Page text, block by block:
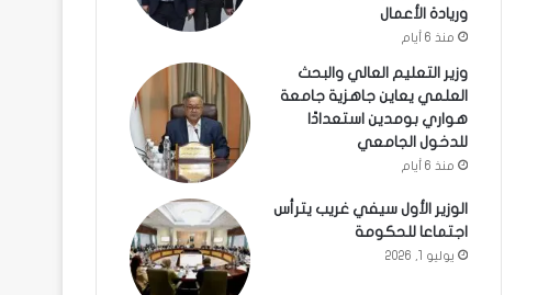
وريادة الأعمال
منذ 6 أيام
وزير التعليم العالي والبحث
العلمي يعاين جاهزية جامعة
هواري بومدين استعدادًا
للدخول الجامعي
منذ 6 أيام
الوزير الأول سيفي غريب يترأس
اجتماعا للحكومة
يوليو 1, 2026